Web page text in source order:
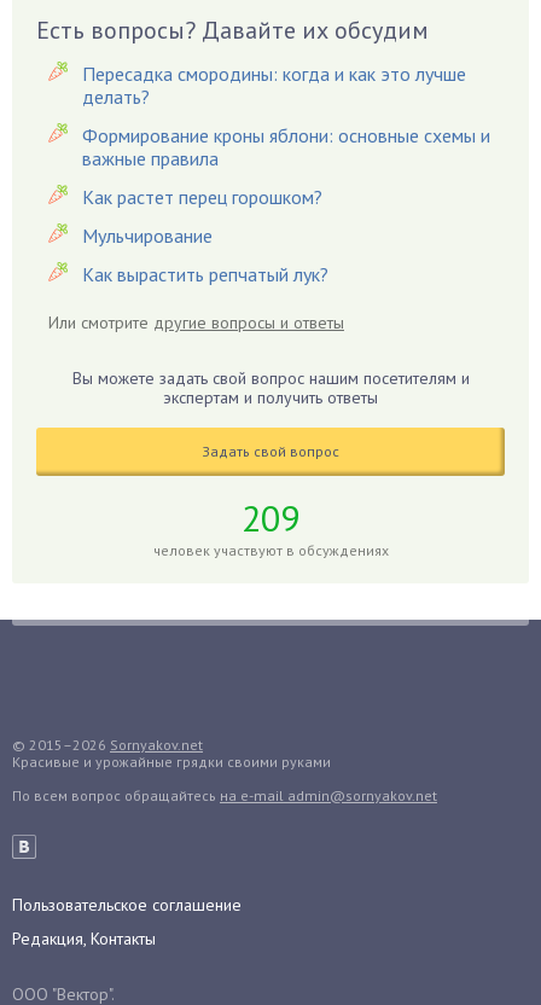
Вазоны
Вешенки
Виноград
Вишня
Вредители
Гардения
Гацания
Гвоздики
Герань
Гиппеаструм
Гладиолусы
Груша
Груши
Грядки
Дайкон
Декабрист
Есть вопросы? Давайте их обсудим
Пересадка смородины: когда и как это лучше
делать?
Формирование кроны яблони: основные схемы и
важные правила
Как растет перец горошком?
Мульчирование
Как вырастить репчатый лук?
Или смотрите другие вопросы и ответы
Вы можете задать свой вопрос нашим посетителям и
экспертам и получить ответы
Задать свой вопрос
209
человек участвуют в обсуждениях
© 2015–2026 Sornyakov.net
Красивые и урожайные грядки своими руками
По всем вопрос обращайтесь на e-mail admin@sornyakov.net
Пользовательское соглашение
Редакция, Контакты
ООО "Вектор".